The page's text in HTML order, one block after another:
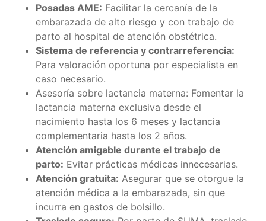
Posadas AME: Facilitar la cercanía de la
embarazada de alto riesgo y con trabajo de
parto al hospital de atención obstétrica.
Sistema de referencia y contrarreferencia:
Para valoración oportuna por especialista en
caso necesario.
Asesoría sobre lactancia materna: Fomentar la
lactancia materna exclusiva desde el
nacimiento hasta los 6 meses y lactancia
complementaria hasta los 2 años.
Atención amigable durante el trabajo de
parto: Evitar prácticas médicas innecesarias.
Atención gratuita: Asegurar que se otorgue la
atención médica a la embarazada, sin que
incurra en gastos de bolsillo.